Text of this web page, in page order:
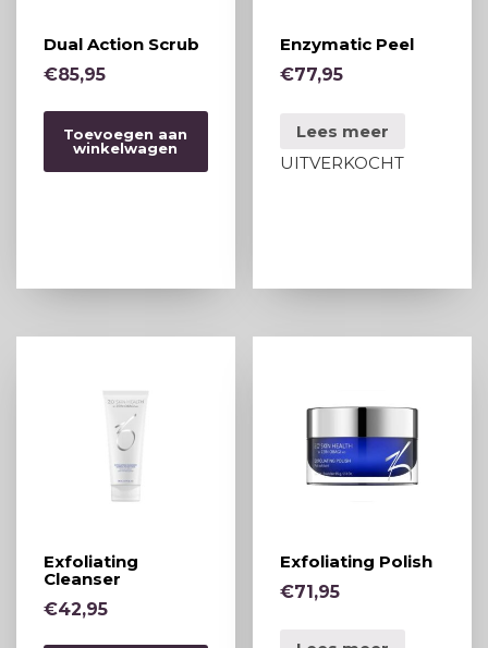
Dual Action Scrub
€85,95
Toevoegen aan
winkelwagen
Enzymatic Peel
€77,95
Lees meer
UITVERKOCHT
Exfoliating
Cleanser
€42,95
Exfoliating Polish
€71,95